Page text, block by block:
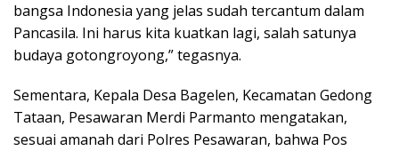
bangsa Indonesia yang jelas sudah tercantum dalam
Pancasila. Ini harus kita kuatkan lagi, salah satunya
budaya gotongroyong,” tegasnya.
Sementara, Kepala Desa Bagelen, Kecamatan Gedong
Tataan, Pesawaran Merdi Parmanto mengatakan,
sesuai amanah dari Polres Pesawaran, bahwa Pos